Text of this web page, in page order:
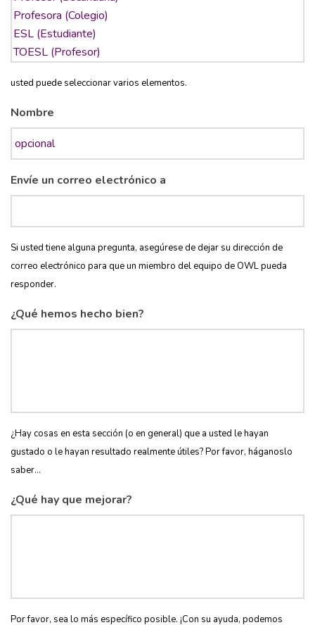
usted puede seleccionar varios elementos.
Nombre
Envíe un correo electrónico a
Si usted tiene alguna pregunta, asegúrese de dejar su dirección de
correo electrónico para que un miembro del equipo de OWL pueda
responder.
¿Qué hemos hecho bien?
¿Hay cosas en esta sección (o en general) que a usted le hayan
gustado o le hayan resultado realmente útiles? Por favor, háganoslo
saber...
¿Qué hay que mejorar?
Por favor, sea lo más específico posible. ¡Con su ayuda, podemos